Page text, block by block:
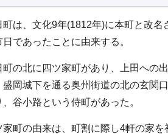
町は、文化9年(1812年)に本町と改
日であったことに由来する。
町の北に四ツ家町があり、上田への
盛岡城下を通る奥州街道の北の玄関
、谷小路という侍町があった。
家町の由来は、町割に際し4軒の家